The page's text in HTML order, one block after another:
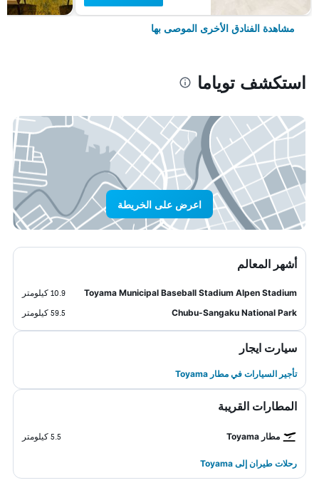
مشاهدة الفنادق الأخرى الموصى بها
استكشف توياما
اعرض على الخريطة
أشهر المعالم
Toyama Municipal Baseball Stadium Alpen Stadium
10.9 كيلومتر
Chubu-Sangaku National Park
59.5 كيلومتر
سيارت ايجار
تأجير السيارات في مطار Toyama
المطارات القريبة
مطار Toyama 5.5 كيلومتر
رحلات طيران إلى Toyama